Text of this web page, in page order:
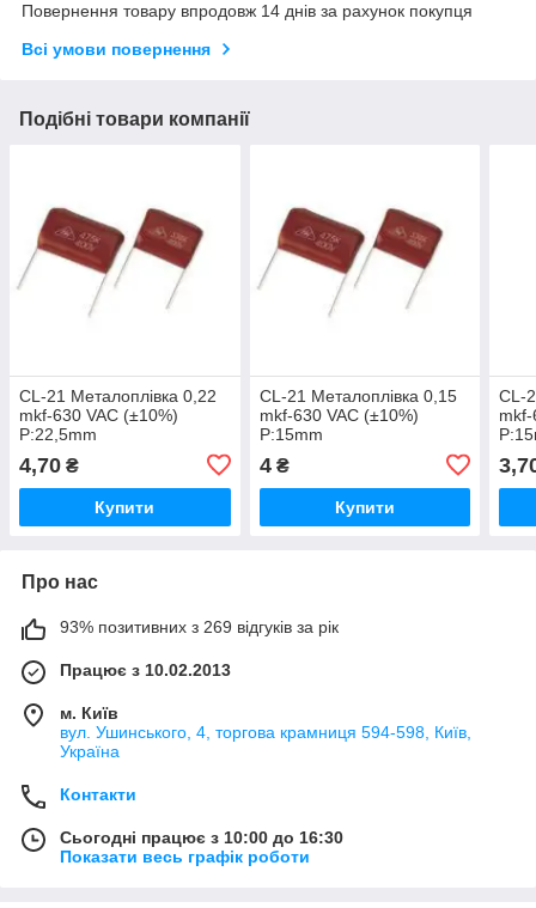
Повернення товару впродовж 14 днів за рахунок покупця
Всі умови повернення
Подібні товари компанії
CL-21 Металоплівка 0,22
mkf-630 VAC (±10%)
P:22,5mm
4,70 ₴
Купити
CL-21 Металоплівка 0,15
mkf-630 VAC (±10%)
P:15mm
4₴
Купити
CL-
Про нас
93% позитивних з 269 відгуків за рік
Працює з 10.02.2013
м. Київ
вул. Ушинського, 4, торгова крамниця 594-598, Київ,
Україна
Контакти
Сьогодні працює з 10:00 до 16:30
Показати весь графік роботи